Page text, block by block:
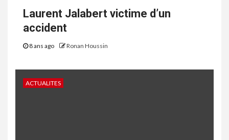
Laurent Jalabert victime d’un
accident
8 ans ago Ronan Houssin
ACTUALITES